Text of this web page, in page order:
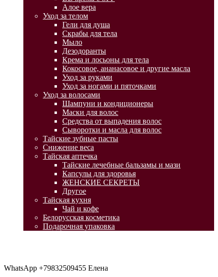
Алое вера
Уход за телом
Гели для душа
Скрабы для тела
Мыло
Дезодоранты
Крема и лосьоны для тела
Кокосовое, ананасовое и другие масла
Уход за руками
Уход за ногами и пяточками
Уход за волосами
Шампуни и кондиционеры
Маски для волос
Средства от выпадения волос
Сыворотки и масла для волос
Тайские зубные пасты
Снижение веса
Тайская аптечка
Тайские лечебные бальзамы и мази
Капсулы для здоровья
ЖЕНСКИЕ СЕКРЕТЫ
Другое
Тайская кухня
Чай и кофе
Белорусская косметика
Подарочная упаковка
WhatsApp +79832509455 Елена